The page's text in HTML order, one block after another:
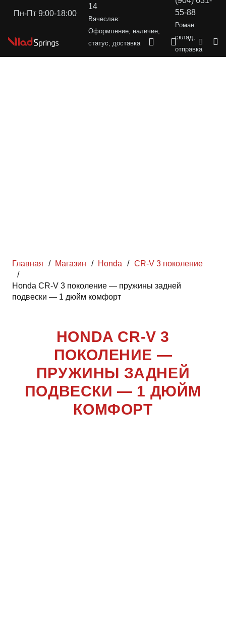
Пн-Пт 9:00-18:00
14
Вячеслав:
Оформление, наличие,
статус, доставка
55-88
Роман:
склад,
отправка
Главная / Магазин / Honda / CR-V 3 поколение
/
Honda CR-V 3 поколение — пружины задней
подвески — 1 дюйм комфорт
HONDA CR-V 3
ПОКОЛЕНИЕ —
ПРУЖИНЫ ЗАДНЕЙ
ПОДВЕСКИ — 1 ДЮЙМ
КОМФОРТ